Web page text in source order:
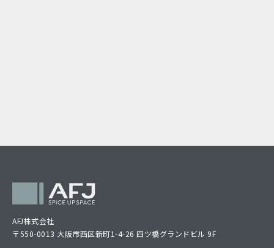
AFJ株式会社
〒550-0013 大阪市西区新町1-4-26 四ツ橋グランドビル 9F